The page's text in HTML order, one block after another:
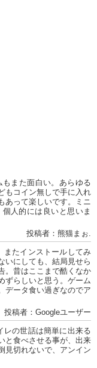
また面白い。あらゆる
もコイン無しで手に入れ
あって楽しいです。ミニ
人的には良いと思いま
投稿者：熊猫まぉ.
またインストールしてみ
いにしても、結局見せら
。昔はここまで酷くなか
ずらしいと思う。ゲーム
データ食い過ぎなのでア
投稿者：Googleユーザー
レの世話は簡単に出来る
と食べさせる事が、出来
見切れないで、アンイン